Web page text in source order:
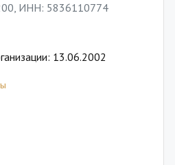
ИНН: 5836110774
13.06.2002